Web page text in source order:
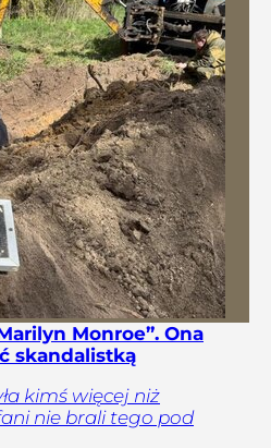
Monroe”. Ona
skandalistką
kimś więcej niż
nie brali tego pod